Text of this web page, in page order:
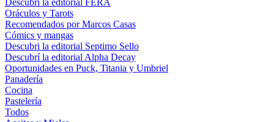
Descubrí la editorial FERA
Oráculos y Tarots
Recomendados por Marcos Casas
Cómics y mangas
Descubri la editorial Septimo Sello
Descubrí la editorial Alpha Decay
Oportunidades en Puck, Titania y Umbriel
Panadería
Cocina
Pastelería
Todos